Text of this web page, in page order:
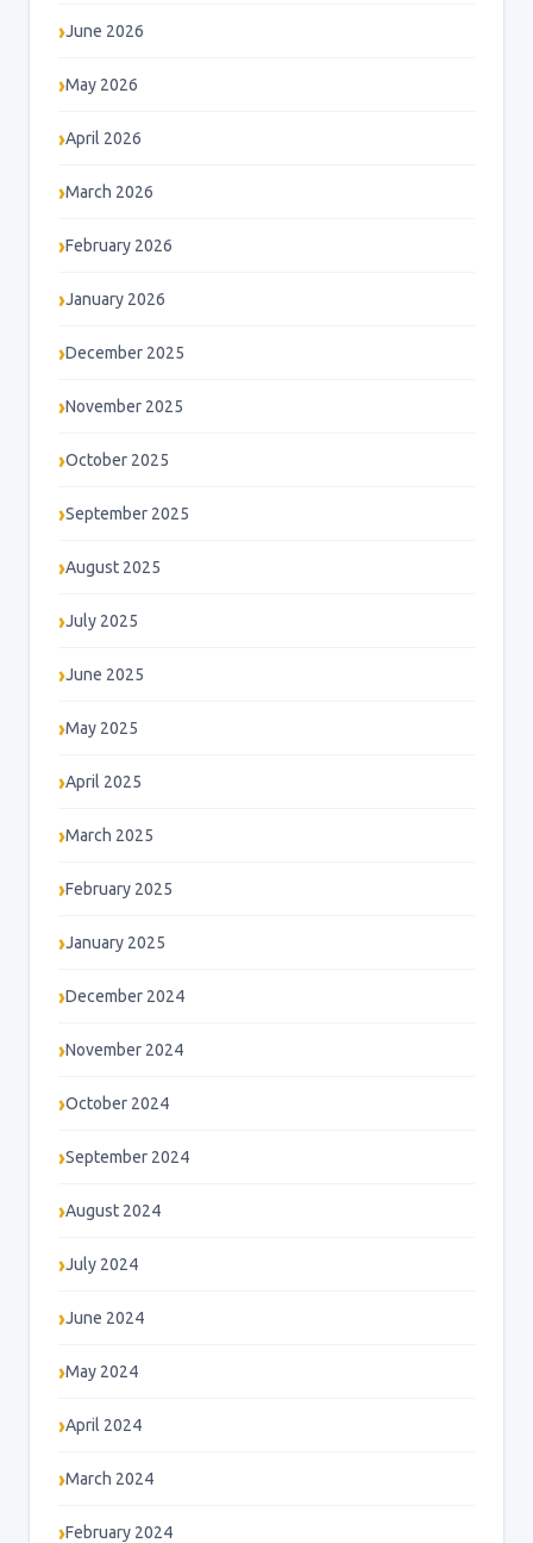
June 2026
May 2026
April 2026
March 2026
February 2026
January 2026
December 2025
November 2025
October 2025
September 2025
August 2025
July 2025
June 2025
May 2025
April 2025
March 2025
February 2025
January 2025
December 2024
November 2024
October 2024
September 2024
August 2024
July 2024
June 2024
May 2024
April 2024
March 2024
February 2024